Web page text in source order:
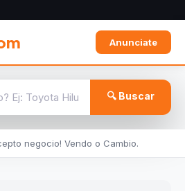
Anunciate
🔍 Buscar
negocio! Vendo o Cambio.